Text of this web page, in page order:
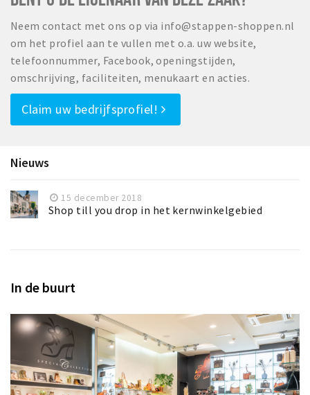
Neem contact met ons op via info@stappen-shoppen.nl
om het profiel aan te vullen met o.a. uw website,
telefoonnummer, Facebook, openingstijden,
omschrijving, faciliteiten, menukaart en acties.
Claim uw bedrijfsprofiel!
Nieuws
15 december 2018
Shop till you drop in het kernwinkelgebied
In de buurt